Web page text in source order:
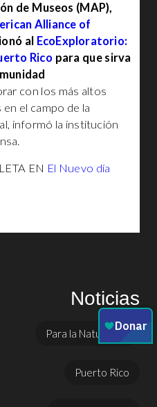
de Museos (MAP),
Alliance of
al EcoExploratorio:
Rico para que sirva
con los más altos
el campo de la
informó la institución
EN El Nuevo día
Noticias
Para la Naturaleza
Puerto Rico